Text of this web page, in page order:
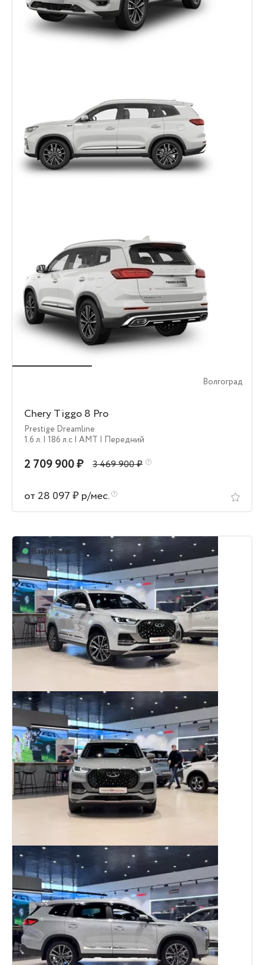
Волгоград
Chery Tiggo 8 Pro
Prestige Dreamline
1.6 л. | 186 л.c | AMT | Передний
2 709 900 ₽ 3 469 900 ₽
от 28 097 ₽ р/мес.
В наличии